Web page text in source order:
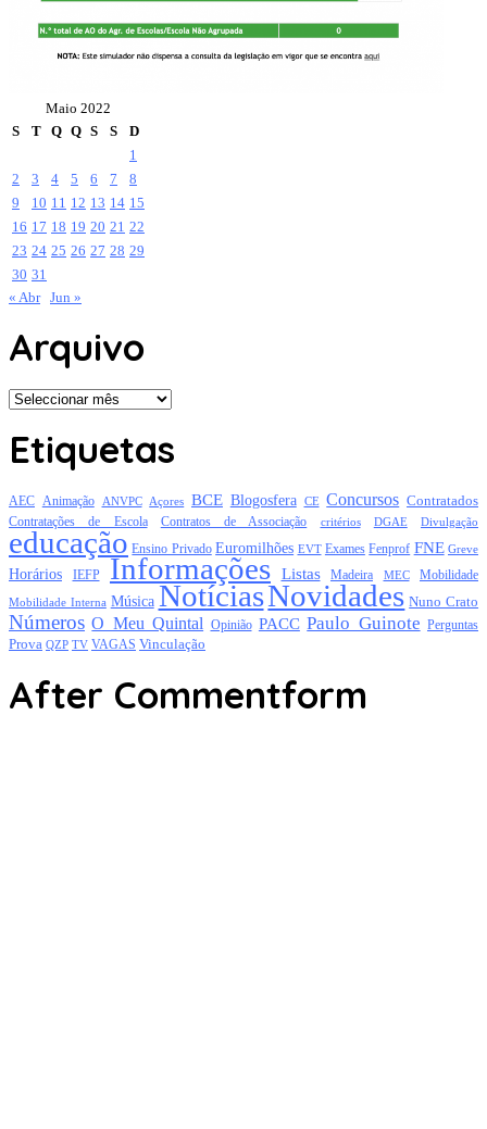
Maio 2022
S
T Q Q S S
D
1
2
3 4 5 6 7
8
9
10 11 12 13 14 15
16 17 18 19 20 21 22
23 24 25 26 27 28 29
30 31
« Abr Jun »
Arquivo
Arquivo
Etiquetas
AEC Animação ANVPC Açores BCE Blogosfera CE Concursos Contratados
Contratações de Escola Contratos de Associação critérios DGAE Divulgação
educação Ensino Privado Euromilhões EVT Exames Fenprof FNE Greve
Horários IEFP Informações Listas Madeira MEC Mobilidade
Mobilidade Interna Música NotíciasNovidades Nuno Crato
Números O Meu Quintal Opinião PACC Paulo Guinote Perguntas
Prova QZP TV VAGAS Vinculação
After Commentform